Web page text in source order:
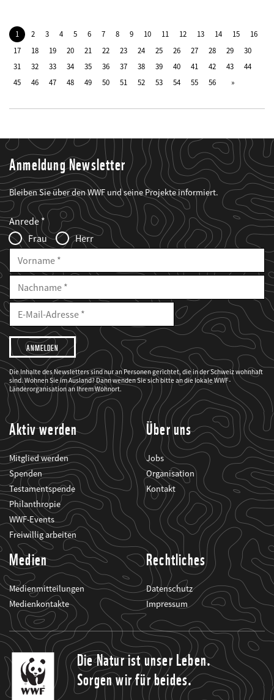
1 2 3 4 5 6 7 8 9 10 11 12 13 14 15
16
17
18 19 20 21 22 23 24 25 26 27 28 29
30
31
32 33 34 35 36 37 38 39 40 41 42 43
44
45
46 47 48 49 50 51 52 53 54 55 56
Anmeldung Newsletter
Bleiben Sie über den WWF und seine Projekte informiert.
Web2Case
Infofelder
Fieldset
anrede_name
Anrede
Frau
Herr
Vorname
Nachname
E-
Mailadresse
E-
Adresse
Ich
möchte,
dass
der
WWF
mich
über
seine
Projekte
informiert.
Die Inhalte des Newsletters sind nur an Personen gerichtet, die in der Schweiz wohnhaft
sind. Wohnen Sie im Ausland? Dann wenden Sie sich bitte an die lokale WWF-
Länderorganisation an Ihrem Wohnort.
Aktiv werden
Mitglied werden
Spenden
Testamentspende
Philanthropie
WWF-Events
Freiwillig arbeiten
Über uns
Jobs
Organisation
Kontakt
Medien
Medienmitteilungen
Medienkontakte
Rechtliches
Datenschutz
Impressum
Die Natur ist unser Leben.
Sorgen wir für beides.